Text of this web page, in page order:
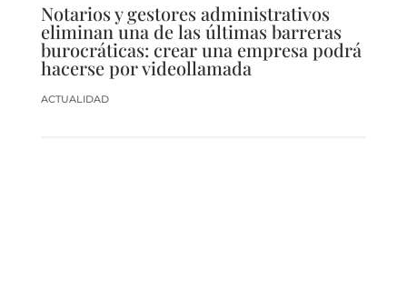
Notarios y gestores administrativos
eliminan una de las últimas barreras
burocráticas: crear una empresa podrá
hacerse por videollamada
ACTUALIDAD